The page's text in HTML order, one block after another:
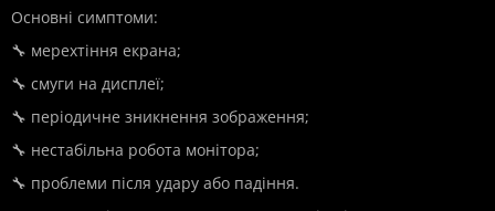
Основні симптоми:
🔧 мерехтіння екрана;
🔧 смуги на дисплеї;
🔧 періодичне зникнення зображення;
🔧 нестабільна робота монітора;
🔧 проблеми після удару або падіння.